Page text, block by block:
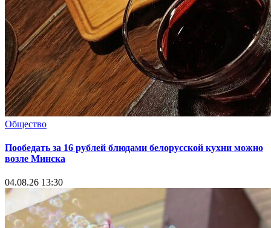
Общество
Пообедать за 16 рублей блюдами белорусской кухни можно
возле Минска
04.08.26 13:30